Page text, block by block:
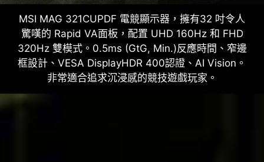
MSI MAG 321CUPDF 電競顯示器，擁有32 吋令人
驚嘆的 Rapid VA面板，配置 UHD 160Hz 和 FHD
320Hz 雙模式。0.5ms (GtG, Min.)反應時間、窄邊
框設計、VESA DisplayHDR 400認證、AI Vision。
非常適合追求沉浸感的競技遊戲玩家。